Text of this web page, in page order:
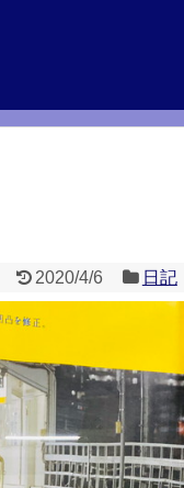
2020/4/6 日記